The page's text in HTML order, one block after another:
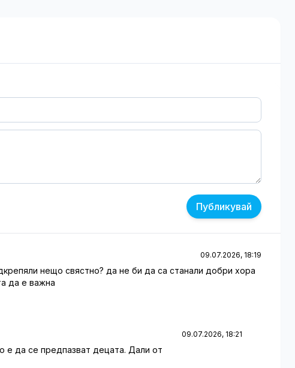
Публикувай
09.07.2026, 18:19
нещо свястно? да не би да са станали добри хора
да е важна
09.07.2026, 18:21
е да се предпазват децата. Дали от